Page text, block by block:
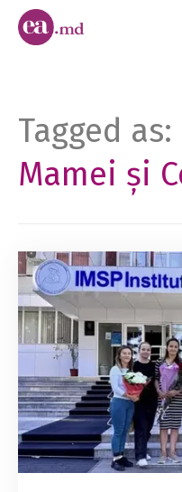
Tagged as:
Mamei și